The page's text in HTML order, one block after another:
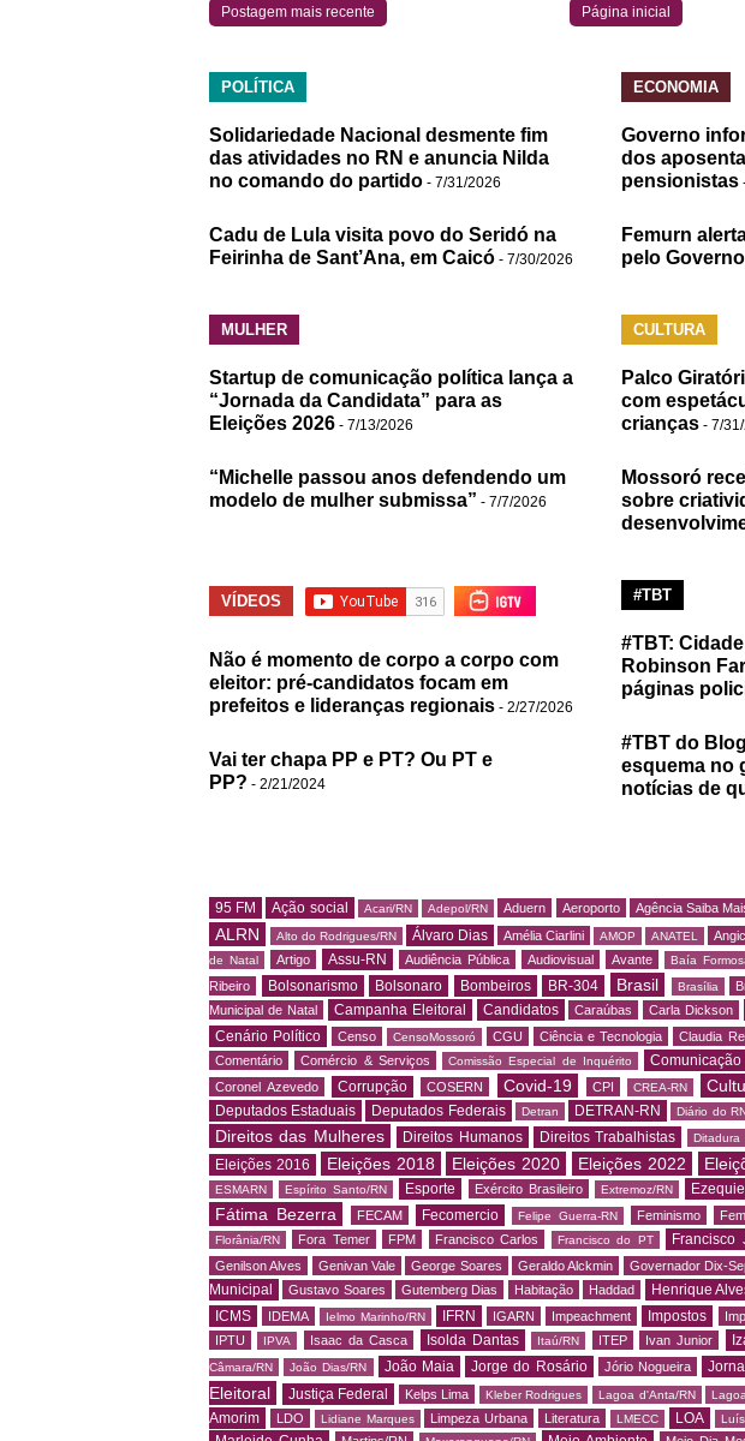
Postagem mais recente Página inicial
POLÍTICA
Solidariedade Nacional desmente fim
das atividades no RN e anuncia Nilda
no comando do partido - 7/31/2026
Cadu de Lula visita povo do Seridó na
Feirinha de Sant’Ana, em Caicó - 7/30/2026
ECONOMIA
Governo
dos
pensionistas
Femurn
pelo
MULHER
Startup de comunicação política lança a
“Jornada da Candidata” para as
Eleições 2026 - 7/13/2026
“Michelle passou anos defendendo um
modelo de mulher submissa” - 7/7/2026
CULTURA
Palco
com
crianças - 7/
Mossoró
sobre
VÍDEOS
Não é momento de corpo a corpo com
eleitor: pré-candidatos focam em
prefeitos e lideranças regionais - 2/27/2026
Vai ter chapa PP e PT? Ou PT e
PP? - 2/21/2024
#TBT
#TBT:
Robinson
páginas
#TBT do
esquema no
notícias de
95 FM Ação social Acari/RN Adepol/RN Aduern Aeroporto Agência Saiba
ALRN
Alto do Rodrigues/RN Álvaro Dias Amélia Ciarlini AMOP ANATEL
de Natal
Artigo Assu-RN Audiência Pública Audiovisual Avante Baía
Ribeiro
Bolsonarismo Bolsonaro Bombeiros BR-304 Brasil Brasília
Municipal de Natal
Campanha Eleitoral Candidatos Caraúbas Carla Dickson
Cenário Político Censo CensoMossoró CGU Ciência e Tecnologia Claudia
Comentário Comércio & Serviços Comissão Especial de Inquérito Comunicação
Coronel Azevedo Corrupção COSERN Covid-19 CPI CREA-RN
Deputados Estaduais Deputados Federais Detran DETRAN-RN Diário do
Direitos das Mulheres Direitos Humanos Direitos Trabalhistas Ditadura
Eleições 2016 Eleições 2018 Eleições 2020 Eleições 2022
ESMARN Espírito Santo/RN Esporte Exército Brasileiro Extremoz/RN
Fátima Bezerra FECAM Fecomercio Felipe Guerra-RN Feminismo
Florânia/RN Fora Temer FPM Francisco Carlos Francisco do PT Francisco
Genilson Alves Genivan Vale George Soares Geraldo Alckmin Governador Dix-
Municipal
Gustavo Soares Gutemberg Dias Habitação Haddad Henrique
ICMS IDEMA Ielmo Marinho/RN IFRN IGARN Impeachment Impostos
IPTU IPVA Isaac da Casca Isolda Dantas Itaú/RN ITEP Ivan Junior
Câmara/RN
João Dias/RN João Maia Jorge do Rosário Jório Nogueira
Eleitoral
Justiça Federal Kelps Lima Kleber Rodrigues Lagoa d'Anta/RN
Amorim
LDO Lidiane Marques Limpeza Urbana Literatura LMECC LOA